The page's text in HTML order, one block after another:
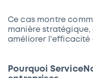
Ce cas montre
manière
améliorer l'efficacité
Pourquoi